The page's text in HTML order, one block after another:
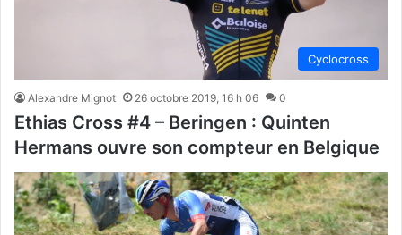
Cyclocross
Alexandre Mignot 26 octobre 2019, 16 h 06 0
Ethias Cross #4 – Beringen : Quinten
Hermans ouvre son compteur en Belgique